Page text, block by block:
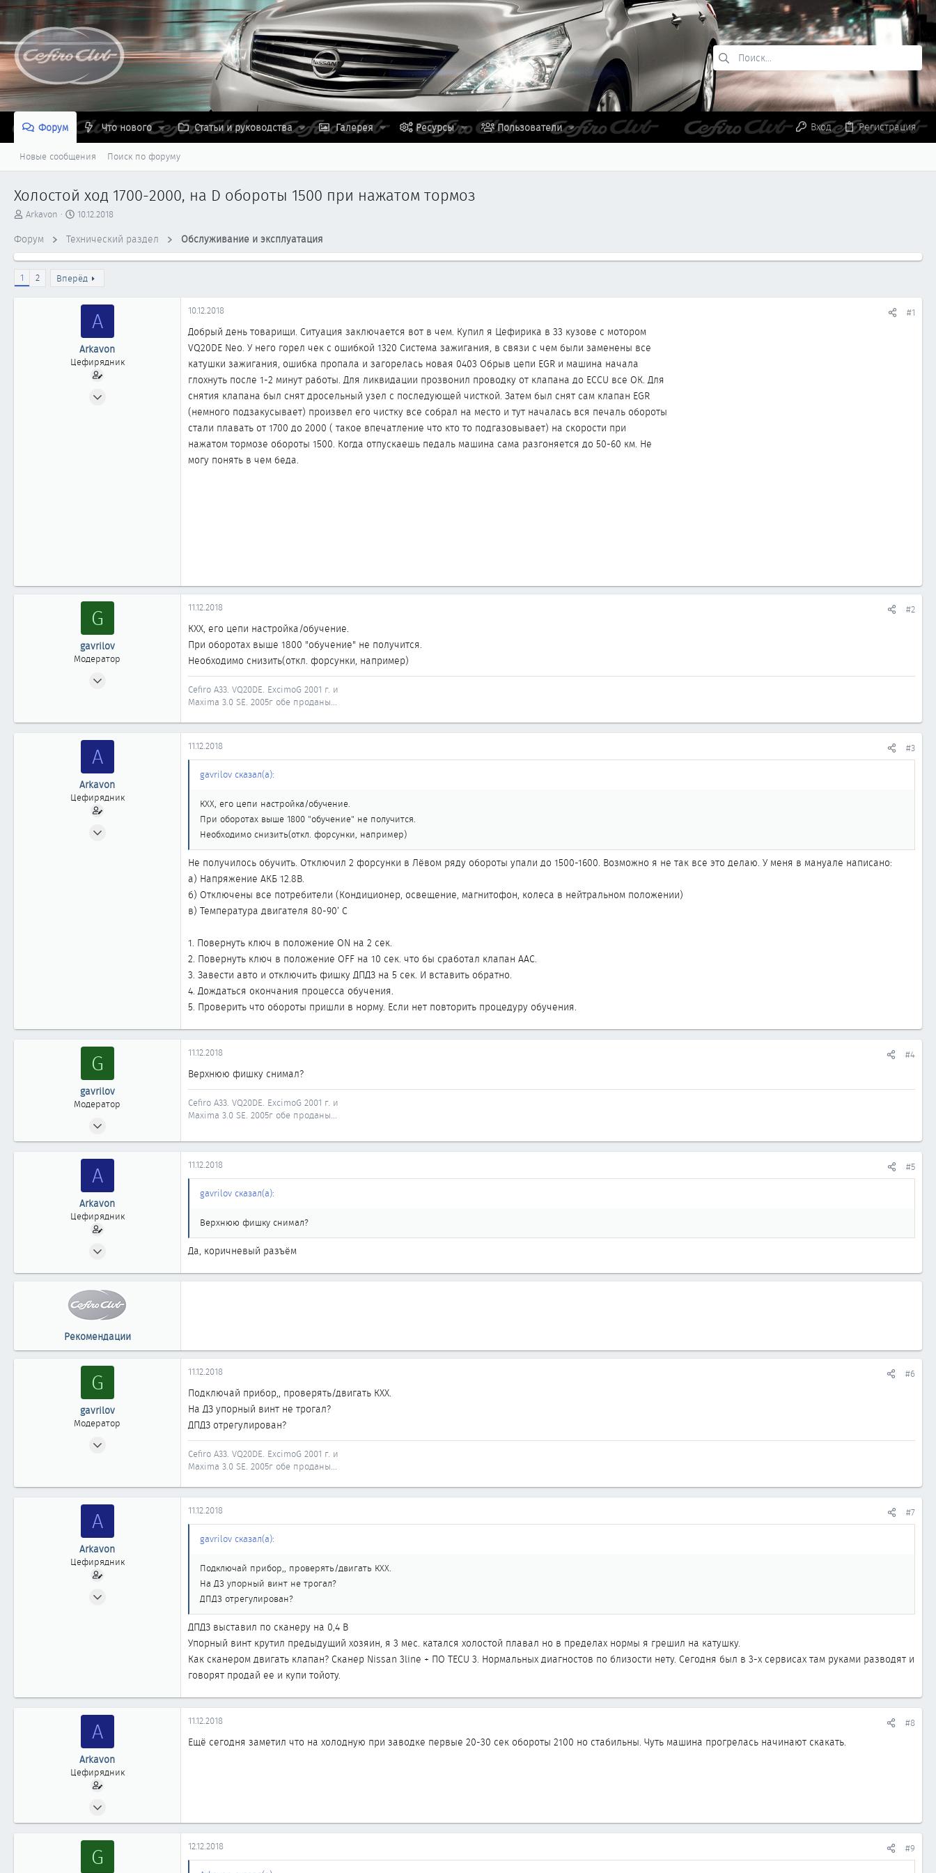
Форум Что нового Статьи и руководства Галерея Ресурсы Пользователи Вход Регистрация
Новые сообщения Поиск по форуму
Холостой ход 1700-2000, на D обороты 1500 при нажатом тормоз
А
т
о
р
е
Arkavon
Д
т
а
н
а
10.12.2018
Форум Технический раздел Обслуживание и эксплуатация
1 2 Вперёд
A
Arkavon
Цефирядник
10.12.2018 #1
Добрый день товарищи. Ситуация заключается вот в чем. Купил я Цефирика в 33 кузове с мотором
VQ20DE Neo. У него горел чек с ошибкой 1320 Система зажигания, в связи с чем были заменены все
катушки зажигания, ошибка пропала и загорелась новая 0403 Обрыв цепи EGR и машина начала
глохнуть после 1-2 минут работы. Для ликвидации прозвонил проводку от клапана до ECCU все ОК. Для
снятия клапана был снят дросельный узел с последующей чисткой. Затем был снят сам клапан EGR
(немного подзакусывает) произвел его чистку все собрал на место и тут началась вся печаль обороты
стали плавать от 1700 до 2000 ( такое впечатление что кто то подгазовывает) на скорости при
нажатом тормозе обороты 1500. Когда отпускаешь педаль машина сама разгоняется до 50-60 км. Не
могу понять в чем беда.
G
gavrilov
Модератор
Nissan Maxima A33
11.12.2018 #2
КХХ, его цепи настройка/обучение.
При оборотах выше 1800 "обучение" не получится.
Необходимо снизить(откл. форсунки, например)
Cefiro A33. VQ20DE. ExcimoG 2001 г. и
Maxima 3.0 SE. 2005г обе проданы...
A
Arkavon
Цефирядник
11.12.2018 #3
gavrilov сказал(а):
КХХ, его цепи настройка/обучение.
При оборотах выше 1800 "обучение" не получится.
Необходимо снизить(откл. форсунки, например)
Не получилось обучить. Отключил 2 форсунки в Лёвом ряду обороты упали до 1500-1600. Возможно я не так все это делаю. У меня в мануале написано:
а) Напряжение АКБ 12.8В.
б) Отключены все потребители (Кондиционер, освещение, магнитофон, колеса в нейтральном положении)
в) Температура двигателя 80-90’ С
1. Повернуть ключ в положение ON на 2 сек.
2. Повернуть ключ в положение OFF на 10 сек. что бы сработал клапан ААС.
3. Завести авто и отключить фишку ДПДЗ на 5 сек. И вставить обратно.
4. Дождаться окончания процесса обучения.
5. Проверить что обороты пришли в норму. Если нет повторить процедуру обучения.
G
gavrilov
Модератор
3 725
Nissan Maxima A33
11.12.2018 #4
Верхнюю фишку снимал?
Cefiro A33. VQ20DE. ExcimoG 2001 г. и
Maxima 3.0 SE. 2005г обе проданы...
A
Arkavon
Цефирядник
11.12.2018 #5
gavrilov сказал(а):
Верхнюю фишку снимал?
Да, коричневый разъём
Рекомендации
G
gavrilov
Модератор
Nissan Maxima A33
11.12.2018 #6
Подключай прибор,, проверять/двигать КХХ.
На ДЗ упорный винт не трогал?
ДПДЗ отрегулирован?
Cefiro A33. VQ20DE. ExcimoG 2001 г. и
Maxima 3.0 SE. 2005г обе проданы...
A
Arkavon
Цефирядник
11.12.2018 #7
gavrilov сказал(а):
Подключай прибор,, проверять/двигать КХХ.
На ДЗ упорный винт не трогал?
ДПДЗ отрегулирован?
ДПДЗ выставил по сканеру на 0,4 В
Упорный винт крутил предыдущий хозяин, я 3 мес. катался холостой плавал но в пределах нормы я грешил на катушку.
Как сканером двигать клапан? Сканер Nissan 3line + ПО TECU 3. Нормальных диагностов по близости нету. Сегодня был в 3-х сервисах там руками разводят и
говорят продай ее и купи тойоту.
A
Arkavon
Цефирядник
58
11.12.2018 #8
Ещё сегодня заметил что на холодную при заводке первые 20-30 сек обороты 2100 но стабильны. Чуть машина прогрелась начинают скакать.
G 12.12.2018 #9